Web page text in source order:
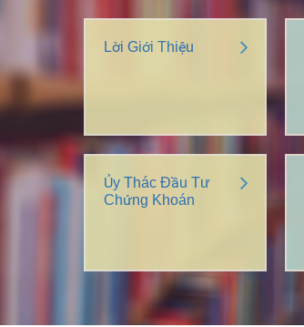
Lời Giới Thiệu
Ủy Thác Đầu Tư
Chứng Khoán